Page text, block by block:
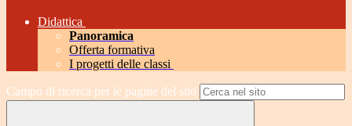
Didattica
Panoramica
Offerta formativa
I progetti delle classi
Campo di ricerca per le pagine del sito